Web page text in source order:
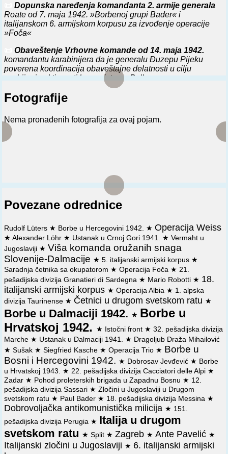
Dopunska naređenja komandanta 2. armije generala
Roate od 7. maja 1942. »Borbenoj grupi Bader« i
italijanskom 6. armijskom korpusu za izvođenje operacije
»Foča«
Obaveštenje Vrhovne komande od 14. maja 1942.
komandantu karabinijera da je generalu Đuzepu Pijeku
poverena koordinacija obaveštajne delatnosti u cilju
suzbijanja aktivnosti komunista na Balkanu
📜 Uputstvo komandanta Druge talijanske armije Maria
Roatte od 19 travnja 1942 god. o postupku s uhvaćenim
📜
pojačanja na područje sjeverne Dalmacije
Pismo guvernera Dalmacije od 4. lipnja 1942. generalu
Roatti u povodu formiranja antikomunističke milicije
📜
Obavještenje generala Maria Roatte od 9 lipnja 1942
t.zv. antikomunističke milicije
📜 Obavještenje generala Marija Roatte od 9. lipnja 1942.
guverneru Dalmacije o slanju pojačanja u sjevernu
Dalmaciju i o naoružanju tzv. antikomunističke milicije
📜 Brzojav guvernera Dalmacije od 9. lipnja 1942.
generalu Roatti o pogoršanoj situaciji u Bukovici i poduzetim
mjerama
📜 Brzojav guvernera Dalmacije od 23. lipnja 1942.
generalu Roatti u povodu naoružanja četničkog odreda
Bianko
📜
Izvod iz izveštaja Više komande oružanih snaga
»Slonenija-Dalmacija« od 28. juna 1942. Generalštabu
kopnene vojske o operativnoj delatnosti podređenih jedinica
u toku maja
📜 Izveštaj komandanta Više komande oružanih snaga
»Slovenija- Dalmacija« od 23. jula 1942. Vrhovnoj komandi
o operacijama, vojno-političkoj situaciji u Dalmaciji i o
potrebi da se nadležnost za obezbeđenje javnog poretka na
toj teritoriji poveri vojnim vlastima
📜
Prijedlog Komande Osamnaestog armijskog korpusa
Fotografije
Nema pronađenih fotografija za ovaj pojam.
Povezane odrednice
Rudolf Lüters ★ Borbe u Hercegovini 1942. ★Operacija Weiss
★Alexander Löhr ★ Ustanak u Crnoj Gori 1941. ★Vermaht u
Jugoslaviji ★ Viša komanda oružanih snaga
Slovenije-Dalmacije ★5. italijanski armijski korpus ★
Saradnja četnika sa okupatorom ★Operacija Foča ★ 21.
pešadijska divizija Granatieri di Sardegna ★ Mario Robotti ★ 18.
italijanski armijski korpus ★Operacija Albia ★ 1. alpska
divizija Taurinense ★ Četnici u drugom svetskom ratu ★
Borbe u Dalmaciji 1942. ★ Borbe u
Hrvatskoj 1942.
★ Istočni front ★32. pešadijska divizija
Marche ★ Ustanak u Dalmaciji 1941. ★ Dragoljub Draža Mihailović
★Sušak ★Siegfried Kasche ★Operacija Trio ★ Borbe u
Bosni i Hercegovini 1942. ★ Dobrosav Jevđević ★ Borbe
u Hrvatskoj 1943. ★ 22. pešadijska divizija Cacciatori delle Alpi ★
Zadar ★ Pohod proleterskih brigada u Zapadnu Bosnu ★ 12.
pešadijska divizija Sassari ★Zločini u Jugoslaviji u Drugom
svetskom ratu ★ Paul Bader ★ 18. pešadijska divizija Messina ★
Dobrovoljačka antikomunistička milicija ★ 151.
pešadijska divizija Perugia ★ Italija u drugom
svetskom ratu ★Split ★Zagreb ★Ante Pavelić ★
Italijanski zločini u Jugoslaviji ★ 6. italijanski armijski